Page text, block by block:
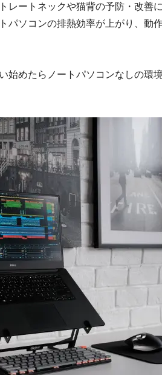
レートネックや猫背の予防・改善
ソコンの排熱効率が上がり、動
めたらノートパソコンなしの環